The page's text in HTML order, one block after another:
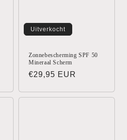
Uitverkocht
Zonnebescherming SPF 50
Mineraal Scherm
Normale
€29,95 EUR